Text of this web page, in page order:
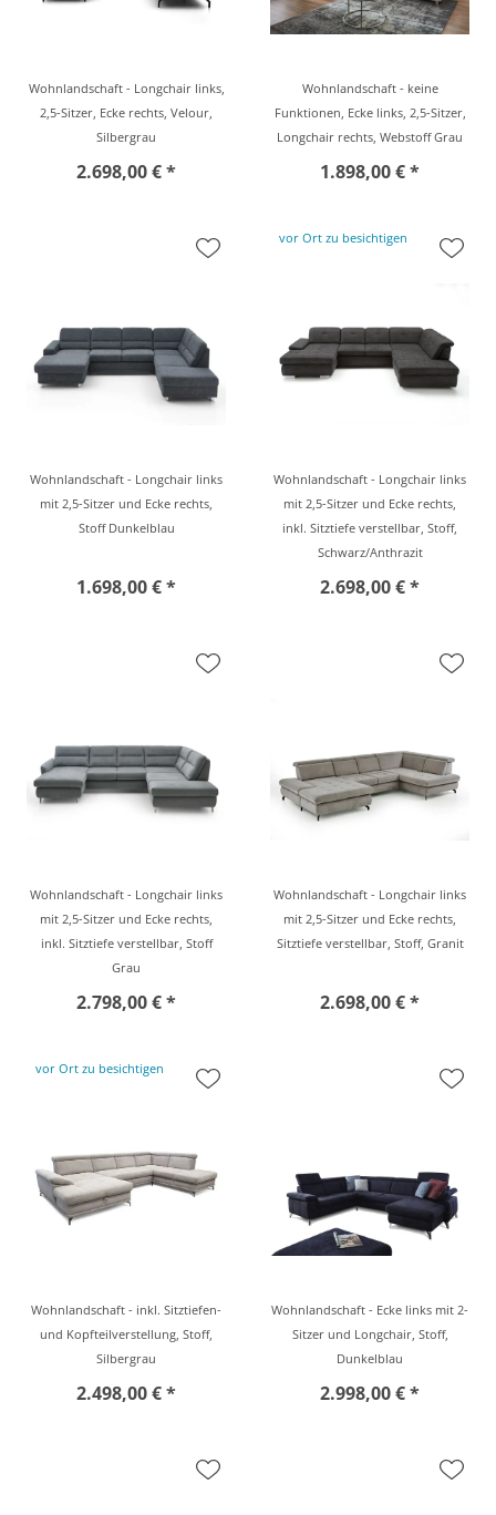
Wohnlandschaft - Longchair links,
2,5-Sitzer, Ecke rechts, Velour,
Silbergrau
2.698,00 € *
Wohnlandschaft - keine
Funktionen, Ecke links, 2,5-Sitzer,
Longchair rechts, Webstoff Grau
1.898,00 € *
Wohnlandschaft - Longchair links
mit 2,5-Sitzer und Ecke rechts,
Stoff Dunkelblau
1.698,00 € *
vor Ort zu besichtigen
Wohnlandschaft - Longchair links
mit 2,5-Sitzer und Ecke rechts,
inkl. Sitztiefe verstellbar, Stoff,
Schwarz/Anthrazit
2.698,00 € *
Wohnlandschaft - Longchair links
mit 2,5-Sitzer und Ecke rechts,
inkl. Sitztiefe verstellbar, Stoff
Grau
2.798,00 € *
Wohnlandschaft - Longchair links
mit 2,5-Sitzer und Ecke rechts,
Sitztiefe verstellbar, Stoff, Granit
2.698,00 € *
vor Ort zu besichtigen
Wohnlandschaft - inkl. Sitztiefen-
und Kopfteilverstellung, Stoff,
Silbergrau
2.498,00 € *
Wohnlandschaft - Ecke links mit 2-
Sitzer und Longchair, Stoff,
Dunkelblau
2.998,00 € *